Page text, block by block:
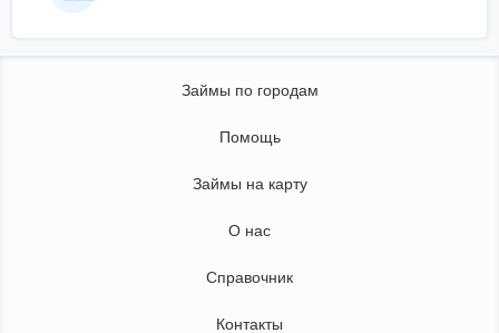
Займы по городам
Помощь
Займы на карту
О нас
Справочник
Контакты